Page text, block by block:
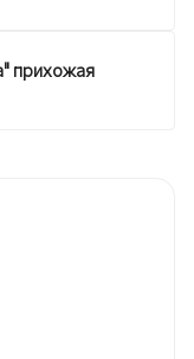
прихожая